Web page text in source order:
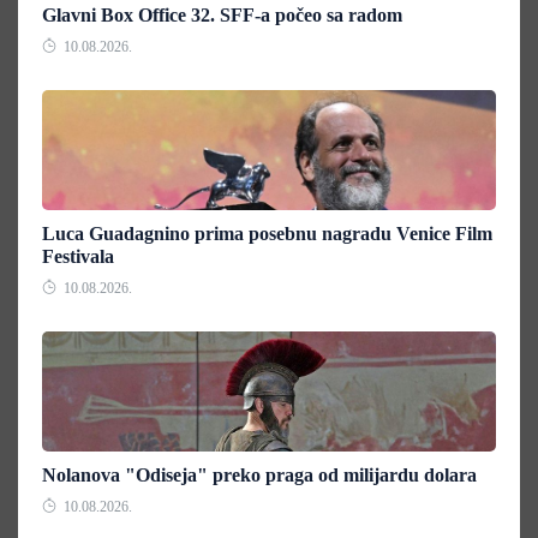
Glavni Box Office 32. SFF-a počeo sa radom
10.08.2026.
Luca Guadagnino prima posebnu nagradu Venice Film
Festivala
10.08.2026.
Nolanova "Odiseja" preko praga od milijardu dolara
10.08.2026.